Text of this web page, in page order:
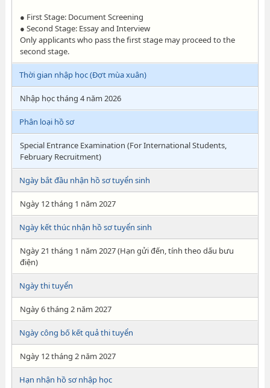
● First Stage: Document Screening
● Second Stage: Essay and Interview
Only applicants who pass the first stage may proceed to the
second stage.
Thời gian nhập học (Đợt mùa xuân)
Nhập học tháng 4 năm 2026
Phân loại hồ sơ
Special Entrance Examination (For International Students,
February Recruitment)
Ngày bắt đầu nhận hồ sơ tuyển sinh
Ngày 12 tháng 1 năm 2027
Ngày kết thúc nhận hồ sơ tuyển sinh
Ngày 21 tháng 1 năm 2027 (Hạn gửi đến, tính theo dấu bưu
điện)
Ngày thi tuyển
Ngày 6 tháng 2 năm 2027
Ngày công bố kết quả thi tuyển
Ngày 12 tháng 2 năm 2027
Hạn nhận hồ sơ nhập học